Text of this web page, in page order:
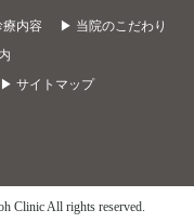
内容
▶ 当院のこだわり
▶ サイトマップ
Clinic All rights reserved.